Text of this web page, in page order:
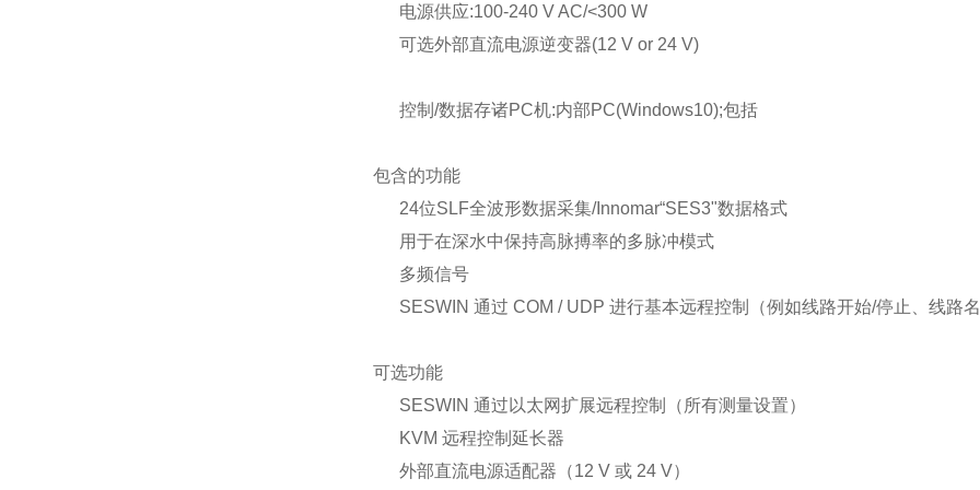
电源供应:100-240 V AC/<300 W
可选外部直流电源逆变器(12 V or 24 V)
控制/数据存诸PC机:内部PC(Windows10);包括
包含的功能
24位SLF全波形数据采集/Innomar“SES3"数据格式
用于在深水中保持高脉搏率的多脉冲模式
多频信号
SESWIN 通过 COM / UDP 进行基本远程控制（例如线路开始/停止、线路
可选功能
SESWIN 通过以太网扩展远程控制（所有测量设置）
KVM 远程控制延长器
外部直流电源适配器（12 V 或 24 V）